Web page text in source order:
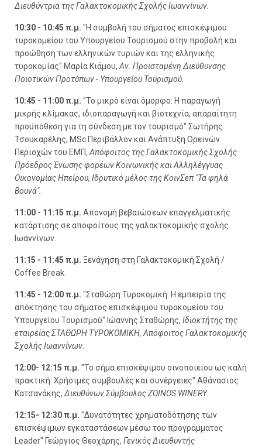
Διευθύντρια της Γαλακτοκομικής Σχολής Ιωαννίνων.
10:30 - 10:45 π.μ. "Η συμβολή του σήματος επισκέψιμου
τυροκομείου του Υπουργείου Τουρισμού στην προβολή και
προώθηση των ελληνικών τυριών και της ελληνικής
τυροκομίας" Μαρία Κιάμου, Αν. Προϊσταμένη Διεύθυνσης
Ποιοτικών Προτύπων - Υπουργείου Τουρισμού.
10:45 - 11:00 π.μ. "Το μικρό είναι όμορφο: Η παραγωγή
μικρής κλίμακας, ιδιοπαραγωγή και βιοτεχνία, απαραίτητη
προϋπόθεση για τη σύνδεση με τον τουρισμό" Σωτήρης
Τσουκαρέλης, MSc Περιβάλλον και Ανάπτυξη Ορεινών
Περιοχών του ΕΜΠ, Απόφοιτος της Γαλακτοκομικής Σχολής
Πρόεδρος Ένωσης φορέων Κοινωνικής και Αλληλέγγυας
Οικονομίας Ηπείρου, Ιδρυτικό μέλος της ΚοινΣεπ "Τα ψηλά
Βουνά".
11:00 - 11:15 π.μ. Απονομή βεβαιώσεων επαγγελματικής
κατάρτισης σε αποφοίτους της γαλακτοκομικής σχολής
Ιωαννίνων.
11:15 - 11:45 π.μ. Ξενάγηση στη Γαλακτοκομική Σχολή /
Coffee Break.
11:45 - 12:00 π.μ. "Σταθώρη Τυροκομική: Η εμπειρία της
απόκτησης του σήματος επισκέψιμου τυροκομείου του
Υπουργείου Τουρισμού" Ιώαννης Σταθώρης, Ιδιοκτήτης της
εταιρείας ΣΤΑΘΩΡΗ ΤΥΡΟΚΟΜΙΚΗ, Απόφοιτος Γαλακτοκομικής
Σχολής Ιωαννίνων.
12:00- 12:15 π.μ. "Το σήμα επισκέψιμου οινοποιείου ως καλή
πρακτική: Χρήσιμες συμβουλές και συνέργειες" Αθάνασιος
Κατσανάκης, Διευθύνων Σύμβουλος ZOINOS WINERY.
12:15- 12:30 π.μ. "Δυνατότητες χρηματοδότησης των
επισκέψιμων εγκαταστάσεων μέσω του προγράμματος
Leader" Γεώργιος Θεοχάρης, Γενικός Διευθυντής